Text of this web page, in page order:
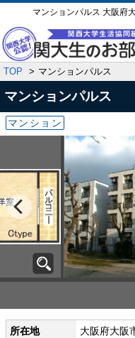
マンションパルス 大阪府
TOP マンションパルス
マンションパルス
マンション
所在地 大阪府大阪